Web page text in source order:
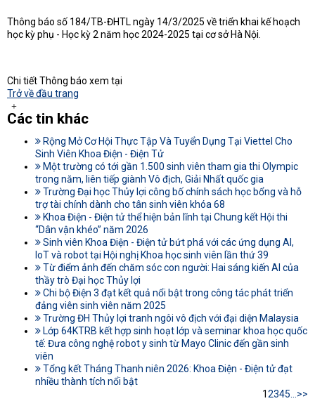
Thông báo số 184/TB-ĐHTL ngày 14/3/2025 về triển khai kế hoạch
học kỳ phụ - Học kỳ 2 năm học 2024-2025 tại cơ sở Hà Nội.
Chi tiết Thông báo xem tại
Trở về đầu trang
Các tin khác
Rộng Mở Cơ Hội Thực Tập Và Tuyển Dụng Tại Viettel Cho
Sinh Viên Khoa Điện - Điện Tử
Một trường có tới gần 1.500 sinh viên tham gia thi Olympic
trong năm, liên tiếp giành Vô địch, Giải Nhất quốc gia
Trường Đại học Thủy lợi công bố chính sách học bổng và hỗ
trợ tài chính dành cho tân sinh viên khóa 68
Khoa Điện - Điện tử thể hiện bản lĩnh tại Chung kết Hội thi
“Dân vận khéo” năm 2026
Sinh viên Khoa Điện - Điện tử bứt phá với các ứng dụng AI,
IoT và robot tại Hội nghị Khoa học sinh viên lần thứ 39
Từ điểm ảnh đến chăm sóc con người: Hai sáng kiến AI của
thầy trò Đại học Thủy lợi
Chi bộ Điện 3 đạt kết quả nổi bật trong công tác phát triển
đảng viên sinh viên năm 2025
Trường ĐH Thủy lợi tranh ngôi vô địch với đại diện Malaysia
Lớp 64KTRB kết hợp sinh hoạt lớp và seminar khoa học quốc
tế: Đưa công nghệ robot y sinh từ Mayo Clinic đến gần sinh
viên
Tổng kết Tháng Thanh niên 2026: Khoa Điện - Điện tử đạt
nhiều thành tích nổi bật
12345...>>